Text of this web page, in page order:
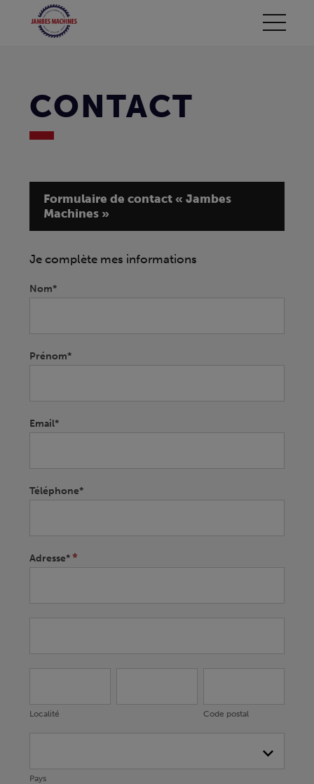
CONTACT
Formulaire de contact « Jambes
Machines »
Contact
Je complète mes informations
Nom*
Prénom*
Email*
Téléphone*
Adresse**
Localité Code postal
Pays
If
are
this
blank.